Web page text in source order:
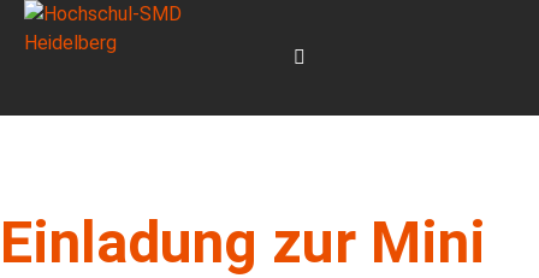
Einladung zur Mini